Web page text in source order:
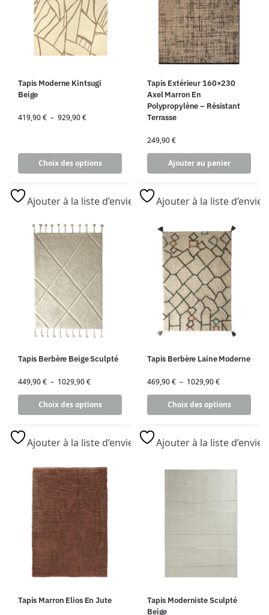
Tapis Moderne Kintsugi
Beige
419,90€ – 929,90€
Choix des options
Ajouter à la liste d’envies
Tapis Extérieur 160×230
Axel Marron En
Polypropylène – Résistant
Terrasse
249,90€
Ajouter au panier
Ajouter à la liste d’envies
Tapis Berbère Beige Sculpté
449,90€ – 1029,90€
Choix des options
Ajouter à la liste d’envies
Tapis Berbère Laine Moderne
469,90€ – 1029,90€
Choix des options
Ajouter à la liste d’envies
Tapis Marron Elios En Jute
Tapis Moderniste Sculpté
Beige